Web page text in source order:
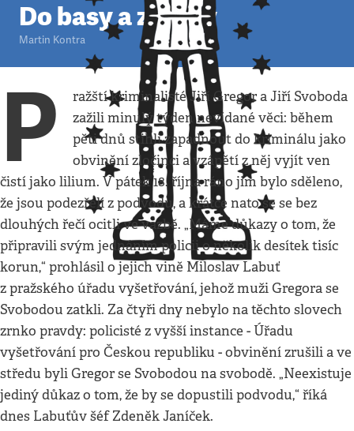
Do basy a zpátky
Martin Kontra
P
ražští kriminalisté Jiří Gregor a Jiří Svoboda
zažili minulý týden nevídané věci: během
pěti dnů stihli zapadnout do kriminálu jako
obvinění zločinci a vzápětí z něj vyjít ven
čistí jako lilium. V pátek 18. října ráno jim bylo sděleno,
že jsou podezřelí z podvodu, a krátce nato se se bez
dlouhých řečí ocitli ve vazbě. „Máme důkazy o tom, že
připravili svým jednáním policii o několik desítek tisíc
korun,“ prohlásil o jejich vině Miloslav Labuť
z pražského úřadu vyšetřování, jehož muži Gregora se
Svobodou zatkli. Za čtyři dny nebylo na těchto slovech
zrnko pravdy: policisté z vyšší instance - Úřadu
vyšetřování pro Českou republiku - obvinění zrušili a ve
středu byli Gregor se Svobodou na svobodě. „Neexistuje
jediný důkaz o tom, že by se dopustili podvodu,“ říká
dnes Labuťův šéf Zdeněk Janíček.